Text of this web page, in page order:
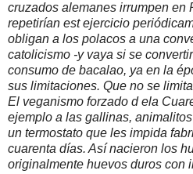
cruzados alemanes irrumpen en
repetirían est ejercicio
obligan a los polacos a una
catolicismo -y vaya si se
consumo de bacalao, ya en la
sus limitaciones. Que no se
El veganismo forzado d ela
ejemplo a las gallinas,
un termostato que les impida
cuarenta días. Así nacieron los
originalmente huevos duros con